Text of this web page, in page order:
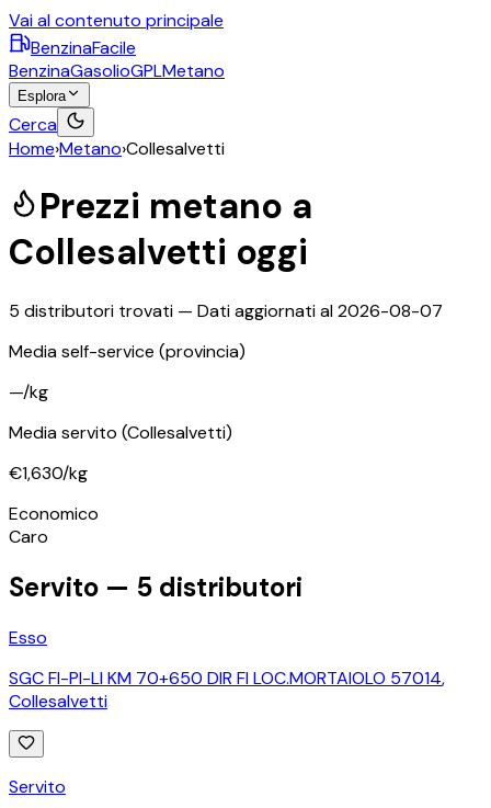
Vai al contenuto principale
BenzinaFacile
BenzinaGasolioGPLMetano
Esplora
Cerca
Home›Metano›Collesalvetti
Prezzi metano a
Collesalvetti oggi
5 distributori trovati — Dati aggiornati al2026-08-07
Media self-service (provincia)
—/kg
Media servito (Collesalvetti)
€1,630/kg
Economico
Caro
Servito — 5 distributori
Esso
SGC FI-PI-LI KM 70+650 DIR FI LOC.MORTAIOLO 57014,
Collesalvetti
Servito